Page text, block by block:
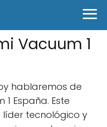
Vacuum 1
hablaremos de
España. Este
tecnológico y